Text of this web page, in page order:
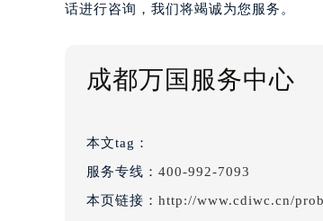
话进行咨询，我们将竭诚为您服务。
成都万国服务中心
本文tag：
服务专线： 400-992-7093
本页链接： http://www.cdiwc.cn/